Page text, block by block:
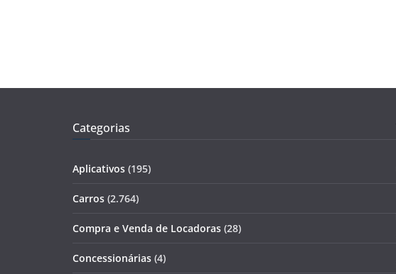
Categorias
Aplicativos (195)
Carros (2.764)
Compra e Venda de Locadoras (28)
Concessionárias (4)